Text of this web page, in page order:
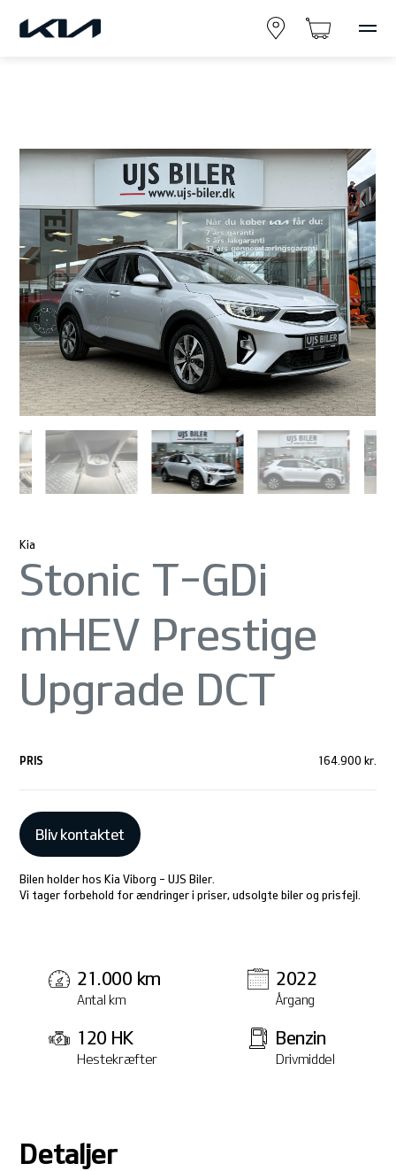
Kia
Stonic T-GDi
mHEV Prestige
Upgrade DCT
PRIS 164.900 kr.
Bliv kontaktet
Bilen holder hos Kia Viborg - UJS Biler.
Vi tager forbehold for ændringer i priser, udsolgte biler og prisfejl.
21.000 km
Antal km
2022
Årgang
120 HK
Hestekræfter
Benzin
Drivmiddel
Detaljer